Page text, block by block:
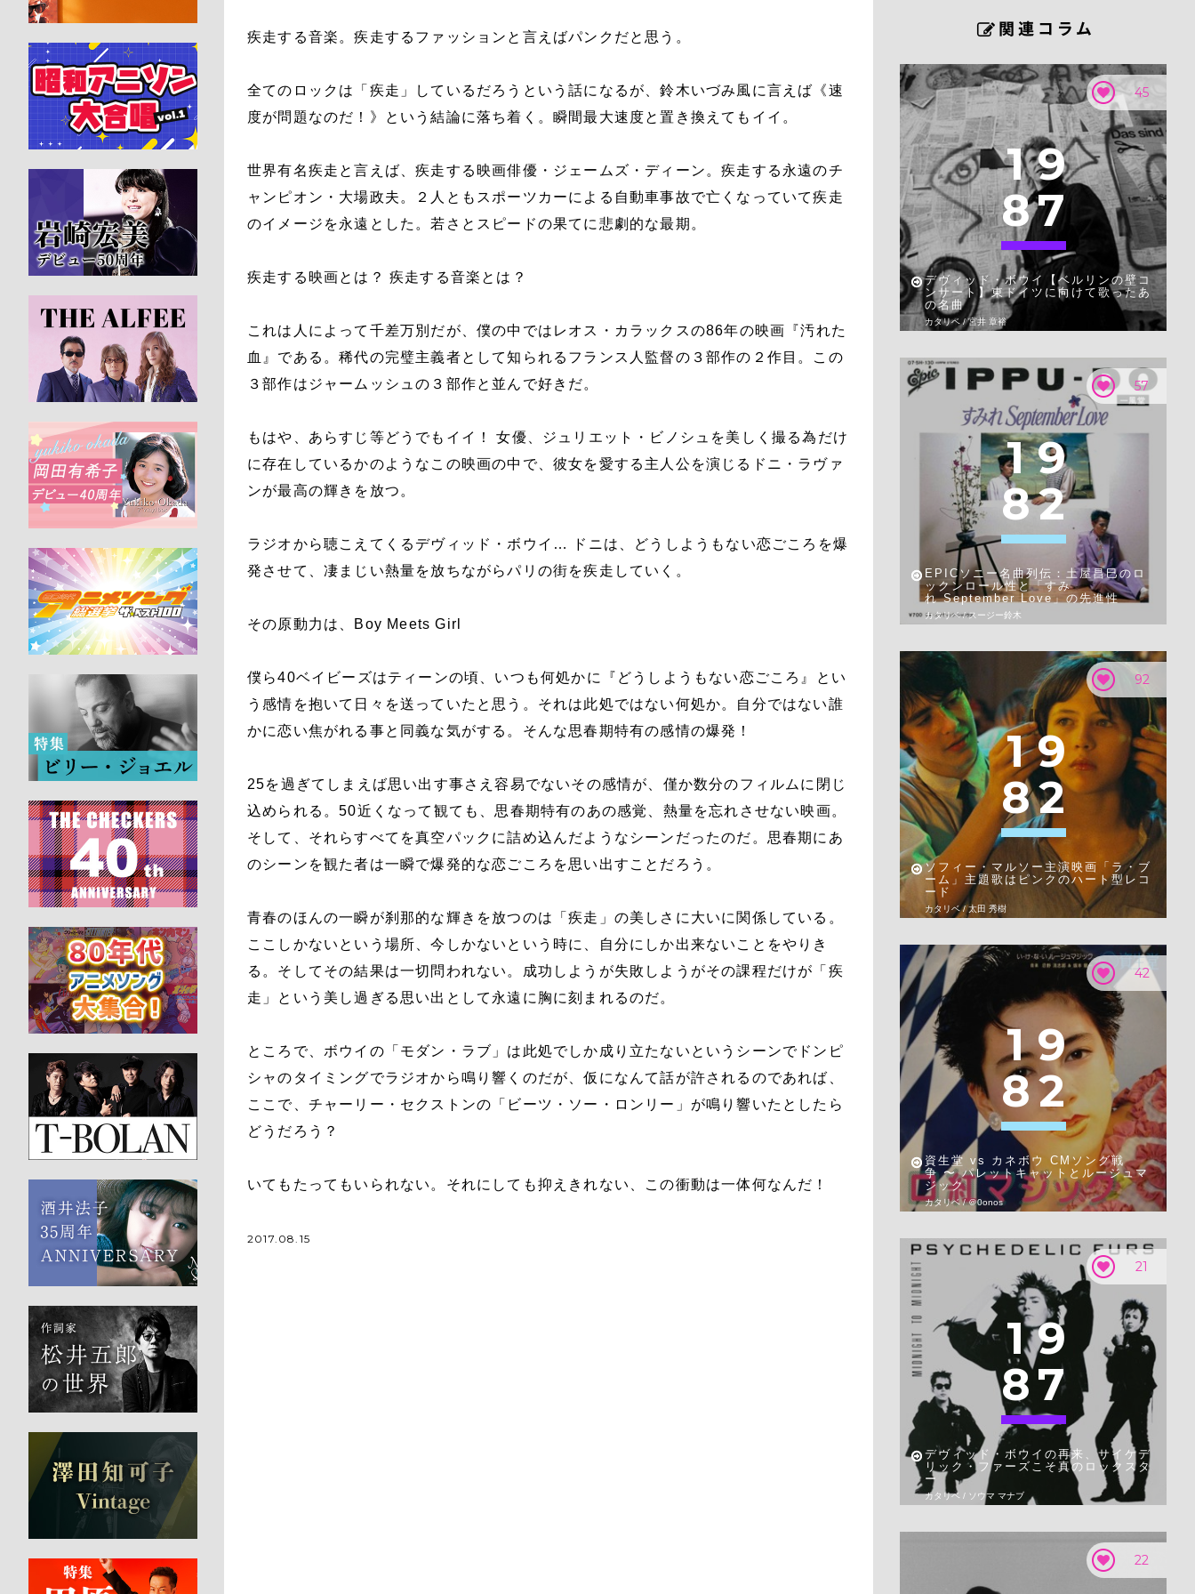
疾走する音楽。疾走するファッションと言えばパンクだと思う。
全てのロックは「疾走」しているだろうという話になるが、鈴木いづみ風に言えば《速
度が問題なのだ！》という結論に落ち着く。瞬間最大速度と置き換えてもイイ。
世界有名疾走と言えば、疾走する映画俳優・ジェームズ・ディーン。疾走する永遠のチ
ャンピオン・大場政夫。２人ともスポーツカーによる自動車事故で亡くなっていて疾走
のイメージを永遠とした。若さとスピードの果てに悲劇的な最期。
疾走する映画とは？ 疾走する音楽とは？
これは人によって千差万別だが、僕の中ではレオス・カラックスの86年の映画『汚れた
血』である。稀代の完璧主義者として知られるフランス人監督の３部作の２作目。この
３部作はジャームッシュの３部作と並んで好きだ。
もはや、あらすじ等どうでもイイ！ 女優、ジュリエット・ビノシュを美しく撮る為だけ
に存在しているかのようなこの映画の中で、彼女を愛する主人公を演じるドニ・ラヴァ
ンが最高の輝きを放つ。
ラジオから聴こえてくるデヴィッド・ボウイ… ドニは、どうしようもない恋ごころを爆
発させて、凄まじい熱量を放ちながらパリの街を疾走していく。
その原動力は、Boy Meets Girl
僕ら40ベイビーズはティーンの頃、いつも何処かに『どうしようもない恋ごころ』とい
う感情を抱いて日々を送っていたと思う。それは此処ではない何処か。自分ではない誰
かに恋い焦がれる事と同義な気がする。そんな思春期特有の感情の爆発！
25を過ぎてしまえば思い出す事さえ容易でないその感情が、僅か数分のフィルムに閉じ
込められる。50近くなって観ても、思春期特有のあの感覚、熱量を忘れさせない映画。
そして、それらすべてを真空パックに詰め込んだようなシーンだったのだ。思春期にあ
のシーンを観た者は一瞬で爆発的な恋ごころを思い出すことだろう。
青春のほんの一瞬が刹那的な輝きを放つのは「疾走」の美しさに大いに関係している。
ここしかないという場所、今しかないという時に、自分にしか出来ないことをやりき
る。そしてその結果は一切問われない。成功しようが失敗しようがその課程だけが「疾
走」という美し過ぎる思い出として永遠に胸に刻まれるのだ。
ところで、ボウイの「モダン・ラブ」は此処でしか成り立たないというシーンでドンピ
シャのタイミングでラジオから鳴り響くのだが、仮になんて話が許されるのであれば、
ここで、チャーリー・セクストンの「ビーツ・ソー・ロンリー」が鳴り響いたとしたら
どうだろう？
いてもたってもいられない。それにしても抑えきれない、この衝動は一体何なんだ！
2017.08.15
45
1 9
87
デヴィッド・ボウイ【ベルリンの壁コ
ンサート】東ドイツに向けて歌ったあ
の名曲
カタリベ / 宮井 章裕
57
1 9
82
EPICソニー名曲列伝：土屋昌巳のロ
ックンロール性と「すみ
れ September Love」の先進性
カタリベ / スージー鈴木
92
1 9
82
ソフィー・マルソー主演映画「ラ・ブ
ーム」主題歌はピンクのハート型レコ
ード
カタリベ / 太田 秀樹
42
1 9
82
資生堂 vs カネボウ CMソング戦
争 〜 パレットキャットとルージュマ
ジック
カタリベ / ＠0onos
21
1 9
87
デヴィッド・ボウイの再来、サイケデ
リック・ファーズこそ真のロックスタ
ー
カタリベ / ソウマ マナブ
22